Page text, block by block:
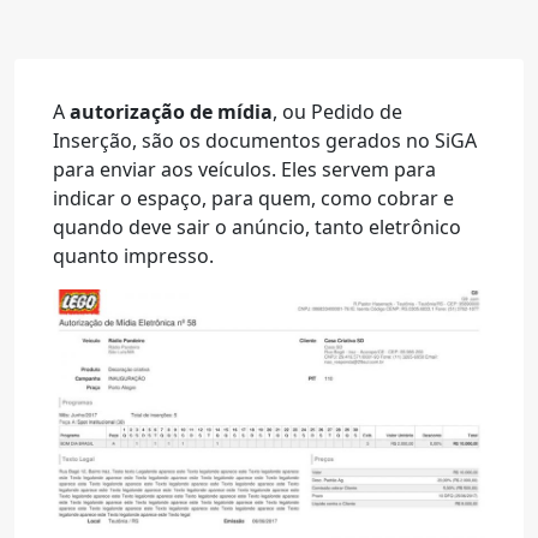
Aautorização de mídia, ou Pedido de
Inserção, são os documentos gerados no SiGA
para enviar aos veículos. Eles servem para
indicar o espaço, para quem, como cobrar e
quando deve sair o anúncio, tanto eletrônico
quanto impresso.